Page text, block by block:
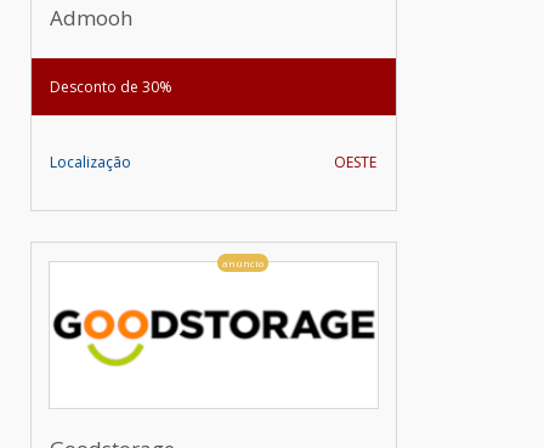
Admooh
Desconto de 30%
Localização OESTE
anúncio